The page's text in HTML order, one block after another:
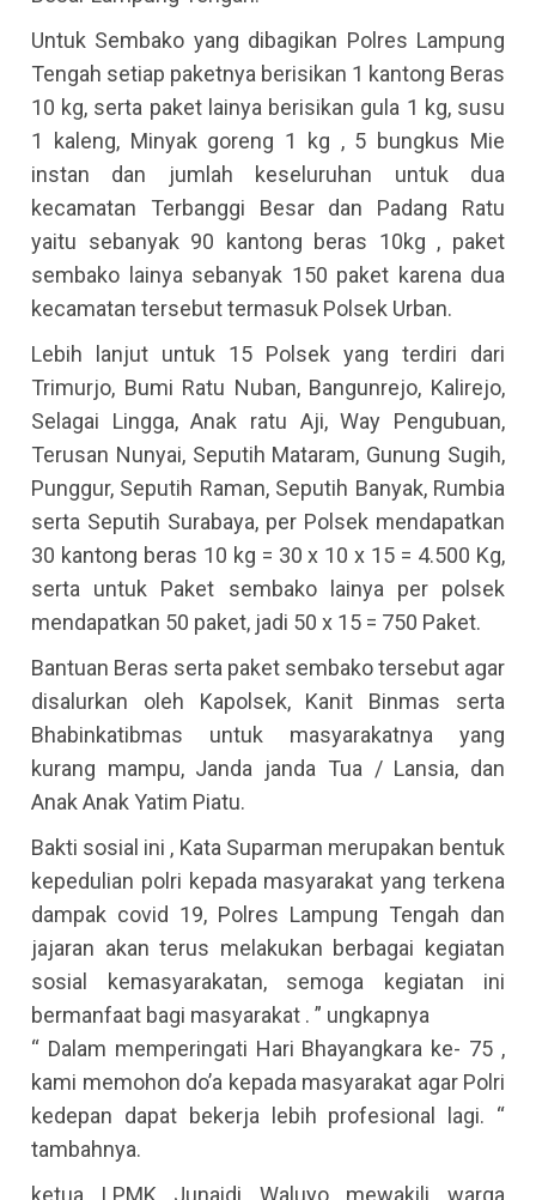
Untuk Sembako yang dibagikan Polres Lampung
Tengah setiap paketnya berisikan 1 kantong Beras
10 kg, serta paket lainya berisikan gula 1 kg, susu
1 kaleng, Minyak goreng 1 kg , 5 bungkus Mie
instan dan jumlah keseluruhan untuk dua
kecamatan Terbanggi Besar dan Padang Ratu
yaitu sebanyak 90 kantong beras 10kg , paket
sembako lainya sebanyak 150 paket karena dua
kecamatan tersebut termasuk Polsek Urban.
Lebih lanjut untuk 15 Polsek yang terdiri dari
Trimurjo, Bumi Ratu Nuban, Bangunrejo, Kalirejo,
Selagai Lingga, Anak ratu Aji, Way Pengubuan,
Terusan Nunyai, Seputih Mataram, Gunung Sugih,
Punggur, Seputih Raman, Seputih Banyak, Rumbia
serta Seputih Surabaya, per Polsek mendapatkan
30 kantong beras 10 kg = 30 x 10 x 15 = 4.500 Kg,
serta untuk Paket sembako lainya per polsek
mendapatkan 50 paket, jadi 50 x 15 = 750 Paket.
Bantuan Beras serta paket sembako tersebut agar
disalurkan oleh Kapolsek, Kanit Binmas serta
Bhabinkatibmas untuk masyarakatnya yang
kurang mampu, Janda janda Tua / Lansia, dan
Anak Anak Yatim Piatu.
Bakti sosial ini , Kata Suparman merupakan bentuk
kepedulian polri kepada masyarakat yang terkena
dampak covid 19, Polres Lampung Tengah dan
jajaran akan terus melakukan berbagai kegiatan
sosial kemasyarakatan, semoga kegiatan ini
bermanfaat bagi masyarakat . ” ungkapnya
“ Dalam memperingati Hari Bhayangkara ke- 75 ,
kami memohon do’a kepada masyarakat agar Polri
kedepan dapat bekerja lebih profesional lagi. “
tambahnya.
ketua LPMK Junaidi Waluyo mewakili warga